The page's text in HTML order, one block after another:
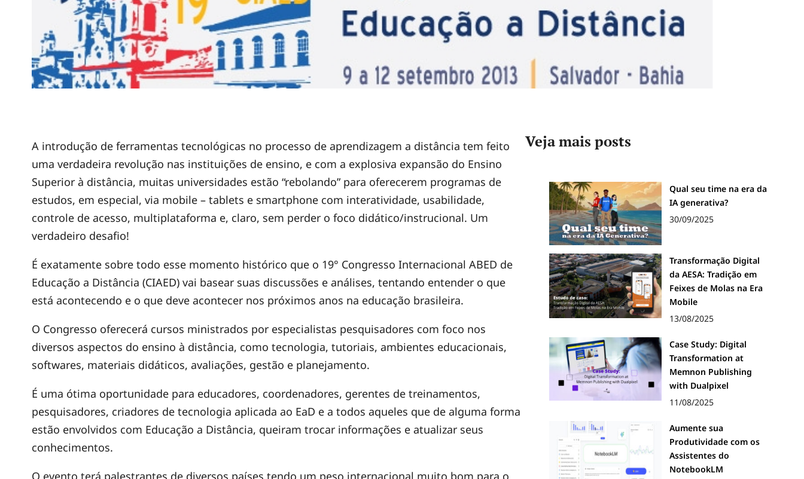
1
9
°
C
I
A
E
D
A introdução de ferramentas tecnológicas no processo de aprendizagem a distância tem feito
uma verdadeira revolução nas instituições de ensino, e com a explosiva expansão do Ensino
Superior à distância, muitas universidades estão “rebolando” para oferecerem programas de
estudos, em especial, via mobile – tablets e smartphone com interatividade, usabilidade,
controle de acesso, multiplataforma e, claro, sem perder o foco didático/instrucional. Um
verdadeiro desafio!
É exatamente sobre todo esse momento histórico que o 19° Congresso Internacional ABED de
Educação a Distância (CIAED) vai basear suas discussões e análises, tentando entender o que
está acontecendo e o que deve acontecer nos próximos anos na educação brasileira.
O Congresso oferecerá cursos ministrados por especialistas pesquisadores com foco nos
diversos aspectos do ensino à distância, como tecnologia, tutoriais, ambientes educacionais,
softwares, materiais didáticos, avaliações, gestão e planejamento.
É uma ótima oportunidade para educadores, coordenadores, gerentes de treinamentos,
pesquisadores, criadores de tecnologia aplicada ao EaD e a todos aqueles que de alguma forma
estão envolvidos com Educação a Distância, queiram trocar informações e atualizar seus
conhecimentos.
O evento terá palestrantes de diversos países tendo um peso internacional muito bom para o
Veja mais posts
Qual seu time na era da
IA generativa?
30/09/2025
Transformação Digital
da AESA: Tradição em
Feixes de Molas na Era
Mobile
13/08/2025
Case Study: Digital
Transformation at
Memnon Publishing
with Dualpixel
11/08/2025
Aumente sua
Produtividade com os
Assistentes do
NotebookLM